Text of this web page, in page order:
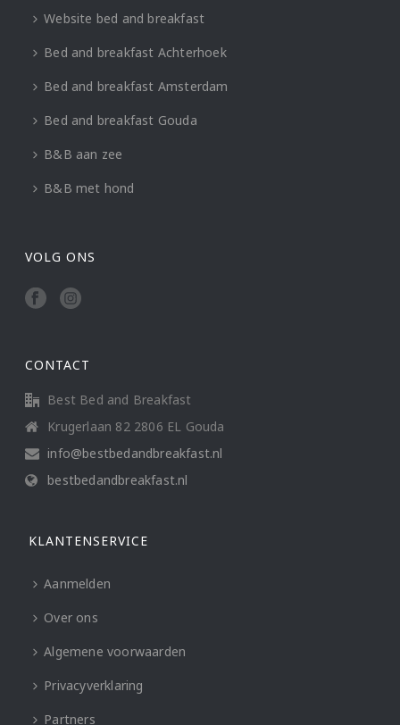
Website bed and breakfast
Bed and breakfast Achterhoek
Bed and breakfast Amsterdam
Bed and breakfast Gouda
B&B aan zee
B&B met hond
VOLG ONS
CONTACT
Best Bed and Breakfast
Krugerlaan 82 2806 EL Gouda
info@bestbedandbreakfast.nl
bestbedandbreakfast.nl
KLANTENSERVICE
Aanmelden
Over ons
Algemene voorwaarden
Privacyverklaring
Partners